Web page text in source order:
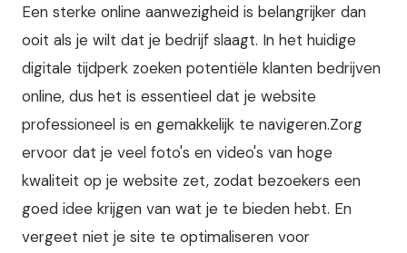
Een sterke online aanwezigheid is belangrijker dan
ooit als je wilt dat je bedrijf slaagt. In het huidige
digitale tijdperk zoeken potentiële klanten bedrijven
online, dus het is essentieel dat je website
professioneel is en gemakkelijk te navigeren.Zorg
ervoor dat je veel foto's en video's van hoge
kwaliteit op je website zet, zodat bezoekers een
goed idee krijgen van wat je te bieden hebt. En
vergeet niet je site te optimaliseren voor